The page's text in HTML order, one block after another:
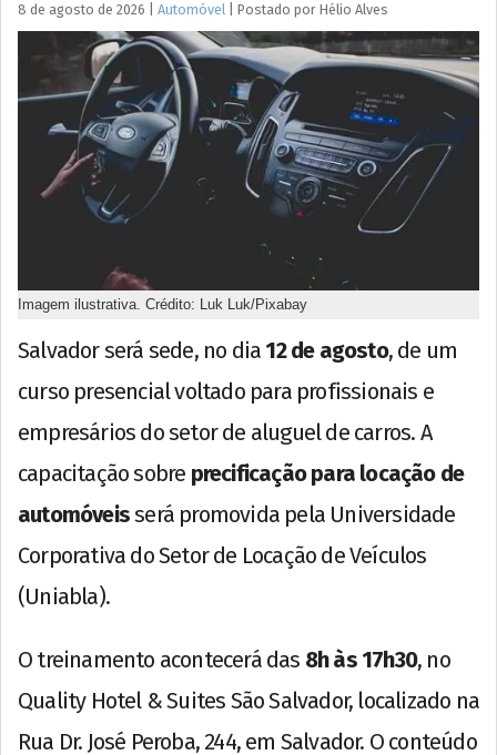
8 de agosto de 2026 Automóvel Postado por Hélio Alves
Imagem ilustrativa. Crédito: Luk Luk/Pixabay
Salvador será sede, no dia 12 de agosto, de um
curso presencial voltado para profissionais e
empresários do setor de aluguel de carros. A
capacitação sobre precificação para locação de
automóveisserá promovida pela Universidade
Corporativa do Setor de Locação de Veículos
(Uniabla).
O treinamento acontecerá das 8h às 17h30, no
Quality Hotel & Suites São Salvador, localizado na
Rua Dr. José Peroba, 244, em Salvador. O conteúdo